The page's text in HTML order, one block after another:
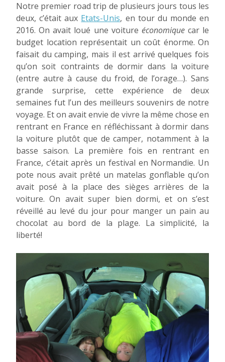
Notre premier road trip de plusieurs jours tous les
deux, c’était aux Etats-Unis, en tour du monde en
2016. On avait loué une voiture économiquecar le
budget location représentait un coût énorme. On
faisait du camping, mais il est arrivé quelques fois
qu’on soit contraints de dormir dans la voiture
(entre autre à cause du froid, de l’orage…). Sans
grande surprise, cette expérience de deux
semaines fut l’un des meilleurs souvenirs de notre
voyage. Et on avait envie de vivre la même chose en
rentrant en France en réfléchissant à dormir dans
la voiture plutôt que de camper, notamment à la
basse saison. La première fois en rentrant en
France, c’était après un festival en Normandie. Un
pote nous avait prêté un matelas gonflable qu’on
avait posé à la place des sièges arrières de la
voiture. On avait super bien dormi, et on s’est
réveillé au levé du jour pour manger un pain au
chocolat au bord de la plage. La simplicité, la
liberté!